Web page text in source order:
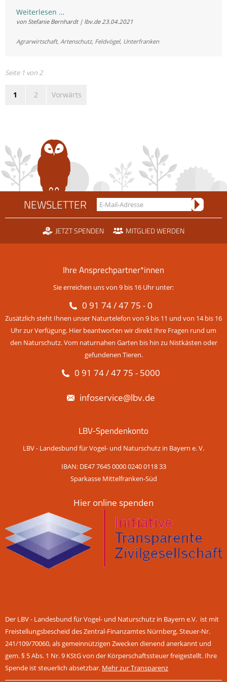
Weiterlesen …
der
weiter
von Stefanie Bernhardt | lbv.de 23.04.2021
Agrarwirtschaft, Artenschutz, Feldvögel, Unterfranken
Seite 1 von 2
1 2 Vorwärts
NEWSLETTER
JETZT SPENDEN MITGLIED WERDEN
Ihre Ansprechpartner*innen
Sie erreichen uns von 9 bis 16 Uhr unter:
0 91 74 / 47 75 - 0
Zusätzlich steht Ihnen unser Naturtelefon von 9 bis 11 und von 14 bis 16
Uhr zur Verfügung. Hier beantworten wir direkt Ihre Fragen rund um
den Naturschutz. Vom naturnahen Garten bis hin zu Nistkästen oder
gefundenen Tieren.
0 91 74 / 47 75 - 5000
infoservice@lbv.de
LBV-Spendenkonto
LBV - Landesbund für Vogel- und Naturschutz in Bayern e. V.
IBAN: DE47 7645 0000 0240 0118 33
Sparkasse Mittelfranken-Süd
Hier online spenden
Der LBV - Landesbund für Vogel- und Naturschutz in Bayern e.V. ist mit
Freistellungsbescheid des Zentral-Finanzamtes Nürnberg, Steuer-Nr.
241/109/70060, als gemeinnützigen Zwecken dienend anerkannt und
gem. § 5 Abs. 1 Nr. 9 KStG von der Körperschaftssteuer freigestellt. Ihre
Spende ist steuerlich absetzbar. Mehr zur Transparenz